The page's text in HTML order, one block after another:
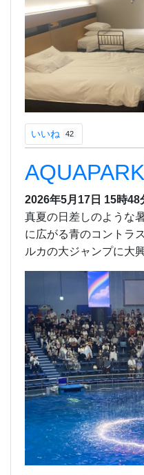
いいね 42
2026年5月17日 15時48
真夏の日差しのような
に広がる青のコントラ
ルカの大ジャンプに大